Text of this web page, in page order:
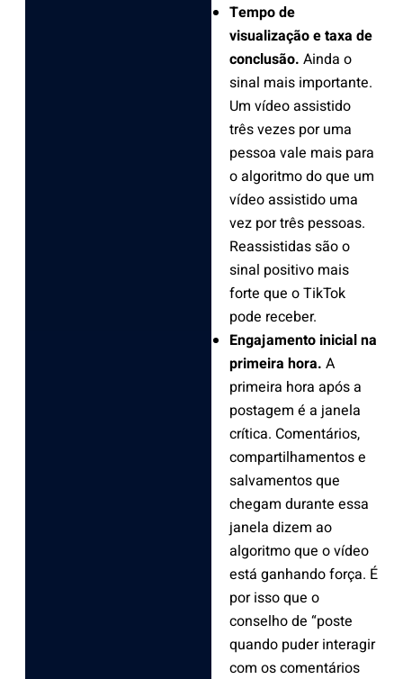
Tempo de
visualização e taxa de
conclusão. Ainda o
sinal mais importante.
Um vídeo assistido
três vezes por uma
pessoa vale mais para
o algoritmo do que um
vídeo assistido uma
vez por três pessoas.
Reassistidas são o
sinal positivo mais
forte que o TikTok
pode receber.
Engajamento inicial na
primeira hora. A
primeira hora após a
postagem é a janela
crítica. Comentários,
compartilhamentos e
salvamentos que
chegam durante essa
janela dizem ao
algoritmo que o vídeo
está ganhando força. É
por isso que o
conselho de “poste
quando puder interagir
com os comentários